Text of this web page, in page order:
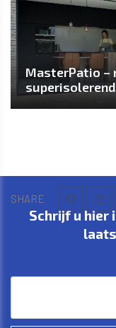
SHARE
MasterPatio –
Schrijf u hier